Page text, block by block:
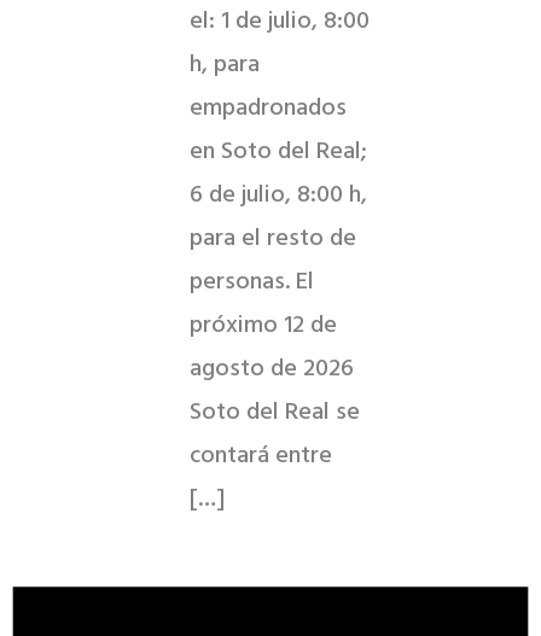
el: 1 de julio, 8:00
h, para
empadronados
en Soto del Real;
6 de julio, 8:00 h,
para el resto de
personas. El
próximo 12 de
agosto de 2026
Soto del Real se
contará entre
[…]